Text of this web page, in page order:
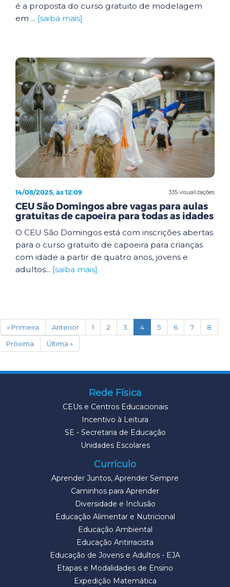
é a proposta do curso gratuito de modelagem
em ... [saiba mais]
335 visualizações
14/08/2025, às 12:09
CEU São Domingos abre vagas para aulas
gratuitas de capoeira para todas as idades
O CEU São Domingos está com inscrições abertas
para o curso gratuito de capoeira para crianças
com idade a partir de quatro anos, jovens e
adultos... [saiba mais]
« Primeira Anterior 1 2 3 4(current)
5 6 7
8
Próxima
Última »
Rede Física
CEUs e Centros Educacionais
Incentivo à Leitura
SE - Secretaria de Educação
Unidades Escolares
Currículo
Aprender Juntos, Aprender Sempre
Caminhos para Aprender
Diversidade e Inclusão
Educação Alimentar e Nutricional
Educação Ambiental
Educação Antirracista
Educação de Jovens e Adultos - EJA
Etapas e Modalidades de Ensino
Expedição Matemática